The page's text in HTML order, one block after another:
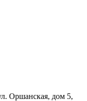
Оршанская, дом 5,